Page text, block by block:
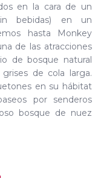
en la cara de un
bebidas) en un
hasta Monkey
de las atracciones
de bosque natural
de cola larga.
en su hábitat
por senderos
bosque de nuez